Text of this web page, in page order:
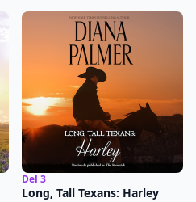
Del 3
Long, Tall Texans: Harley